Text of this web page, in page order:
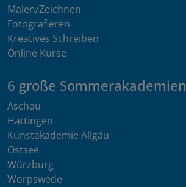
Malen/Zeichnen
Fotografieren
Kreatives Schreiben
Online Kurse
6 große Sommerakademien
Aschau
Hattingen
Kunstakademie Allgäu
Ostsee
Würzburg
Worpswede